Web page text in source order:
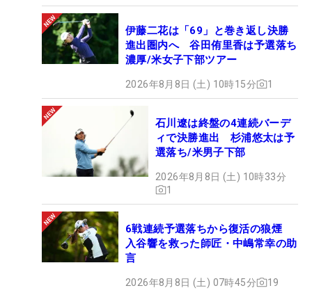
伊藤二花は「69」と巻き返し決勝
進出圏内へ 谷田侑里香は予選落ち
濃厚/米女子下部ツアー
2026年8月8日 (土) 10時15分 1
石川遼は終盤の4連続バーデ
ィで決勝進出 杉浦悠太は予
選落ち/米男子下部
2026年8月8日 (土) 10時33分
1
6戦連続予選落ちから復活の狼煙
入谷響を救った師匠・中嶋常幸の助
言
2026年8月8日 (土) 07時45分 19